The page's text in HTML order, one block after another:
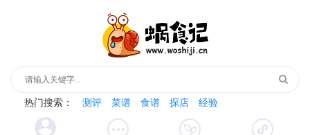
热门搜索： 测评 菜谱 食谱 探店 经验